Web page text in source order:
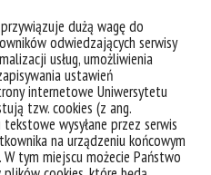
dużą wagę do
odwiedzających serwisy
usług, umożliwienia
ustawień
internetowe Uniwersytetu
tzw. cookies (z ang.
wysyłane przez serwis
na urządzeniu końcowym
tym miejscu możecie Państwo
wyzwaniami
dr Jagodzie
życzymy kolejnych
wydawniczych.
Difin